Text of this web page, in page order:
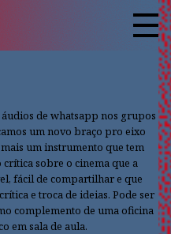
de whatsapp nos grupos
um novo braço pro eixo
um instrumento que tem
sobre o cinema que a
fácil de compartilhar e que
e troca de ideias. Pode ser
complemento de uma oficina
em sala de aula.